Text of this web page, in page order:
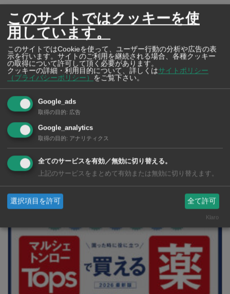
このサイトではクッキーを使
用しています。
このサイトではCookieを使って、ユーザー行動の分析や広告の表
示を行います。サイトのご利用を継続される場合、各種クッキー
の取得について許可して頂く必要があります。
クッキーの詳細・利用目的について、詳しくはサイトポリシー
（プライバシーポリシー）
をご覧下さい。
Google_ads
取得の目的: 広告
Google_analytics
取得の目的: アナリティクス
全てのサービスを有効／無効に切り替える。
上記のサービスをまとめて有効または無効に切り替えます。
選択項目を許可 全て許可
Klaro